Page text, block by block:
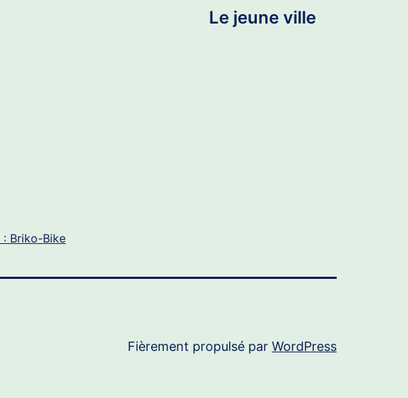
Le jeune ville
Briko-Bike
Fièrement propulsé par WordPress